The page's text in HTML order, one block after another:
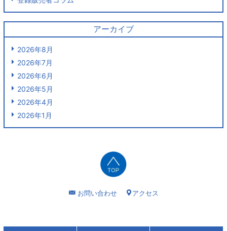
アーカイブ
2026年8月
2026年7月
2026年6月
2026年5月
2026年4月
2026年1月
お問い合わせ アクセス